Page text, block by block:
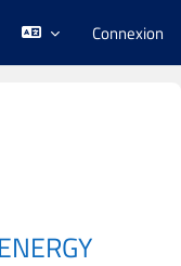
Connexion